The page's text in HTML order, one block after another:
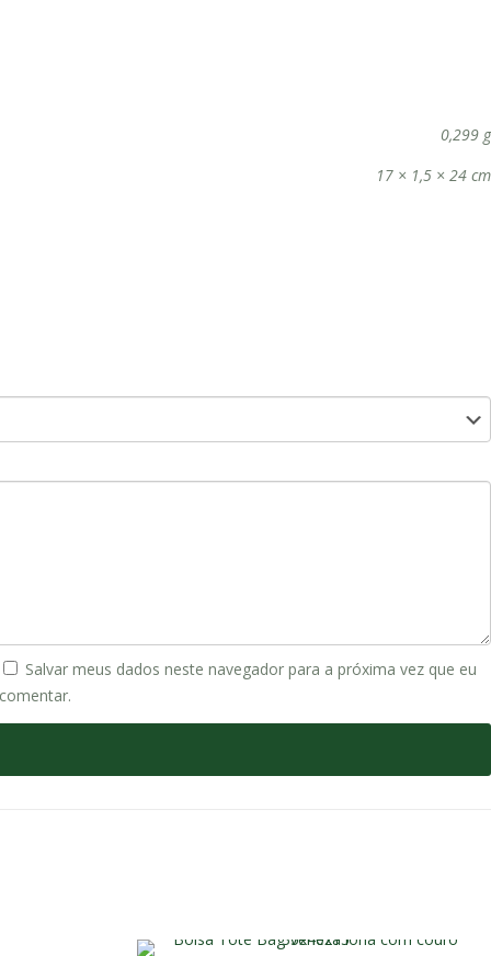
0,299 g
17 × 1,5 × 24 cm
Salvar meus dados neste navegador para a próxima vez que eu
comentar.